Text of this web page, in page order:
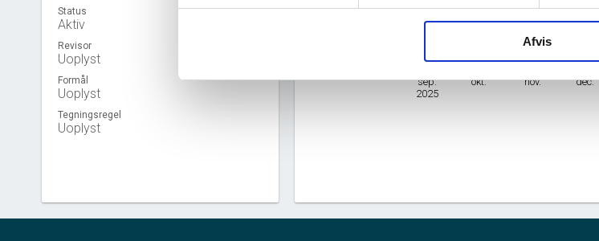
Afvis
Status
Aktiv
Revisor
Uoplyst
Formål
Uoplyst
Tegningsregel
Uoplyst
Branche
sep.
2025
okt. nov. dec.
Fremstilling af belysningsartikler
Enkeltmandsvirksomhed